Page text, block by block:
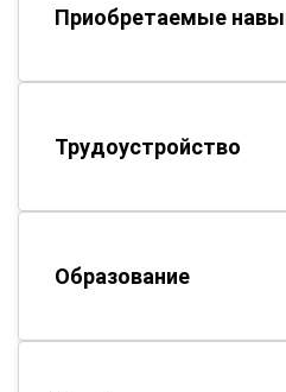
Приобретаемые
Трудоустройство
Образование